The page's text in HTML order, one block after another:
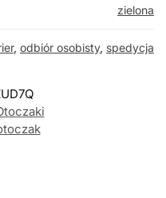
zielona
, odbiór osobisty, spedycja